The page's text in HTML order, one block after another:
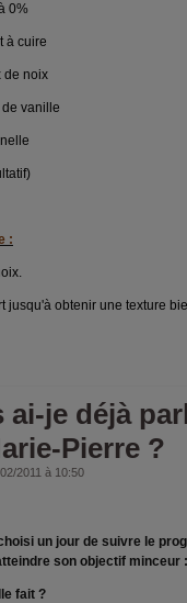
0%
à cuire
de noix
vanille
:
jusqu'à obtenir une texture
ai-je déjà
Pierre ?
2011 à 10:50
un jour de suivre le
son objectif minceur
fait ?